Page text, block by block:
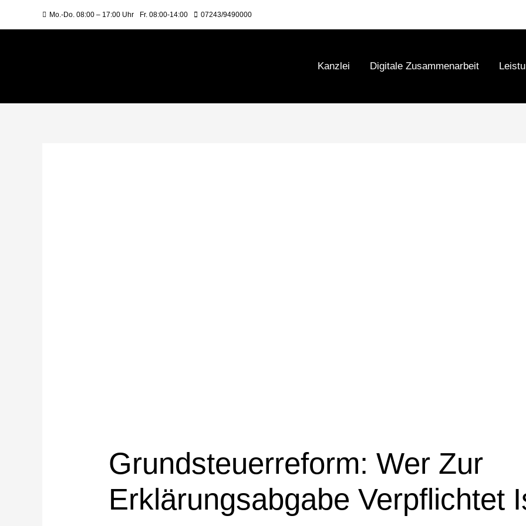
Mo.-Do. 08:00 – 17:00 Uhr Fr. 08:00-14:00 07243/9490000
Kanzlei Digitale Zusammenarbeit
Grundsteuerreform: Wer Zur
Erklärungsabgabe Verpflichtet